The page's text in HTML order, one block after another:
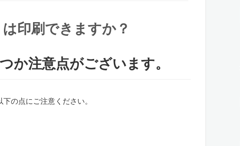
印刷できますか？
か注意点がございます。
の点にご注意ください。